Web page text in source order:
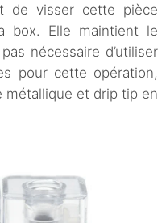
de visser cette pièce
box. Elle maintient le
nécessaire d’utiliser
pour cette opération,
métallique et drip tip en